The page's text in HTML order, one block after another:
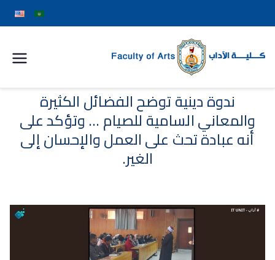
الآداب
جامعة
ندوة دينية توضح الفضائل الكثيرة
والمعاني السامية للصيام … وتؤكد على
أنه عبادة تحث على العمل والإحسان إلى
الغير.